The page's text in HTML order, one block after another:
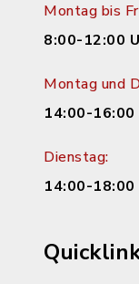
Montag bis
8:00-12:00
Montag und
14:00-16:00
Dienstag:
14:00-18:00